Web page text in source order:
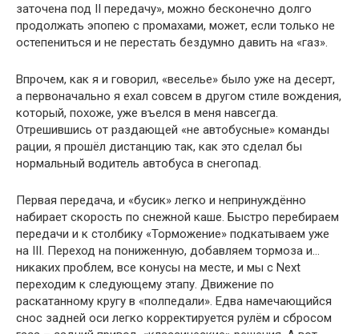
заточена под II передачу», можно бесконечно долго
продолжать эпопею с промахами, может, если только не
остепениться и не перестать бездумно давить на «газ».
Впрочем, как я и говорил, «веселье» было уже на десерт,
а первоначально я ехал совсем в другом стиле вождения,
который, похоже, уже въелся в меня навсегда.
Отрешившись от раздающей «не автобусные» команды
рации, я прошёл дистанцию так, как это сделал бы
нормальный водитель автобуса в снегопад.
Первая передача, и «бусик» легко и непринуждённо
набирает скорость по снежной каше. Быстро перебираем
передачи и к столбику «Торможение» подкатываем уже
на III. Переход на пониженную, добавляем тормоза и…
никаких проблем, все конусы на месте, и мы с Next
переходим к следующему этапу. Движение по
раскатанному кругу в «полпедали». Едва намечающийся
снос задней оси легко корректируется рулём и сбросом